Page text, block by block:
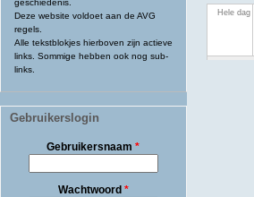
Deze website voldoet aan de AVG
regels.
Alle tekstblokjes hierboven zijn actieve
links. Sommige hebben ook nog sub-
links.
Gebruikerslogin
Gebruikersnaam*
Wachtwoord *
Hele dag